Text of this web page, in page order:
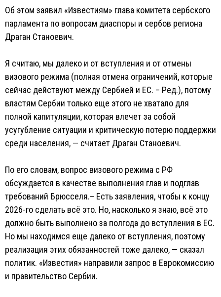
Об этом заявил «Известиям» глава комитета сербского
парламента по вопросам диаспоры и сербов региона
Драган Станоевич.
Я считаю, мы далеко и от вступления и от отмены
визового режима (полная отмена ограничений, которые
сейчас действуют между Сербией и ЕС. – Ред.), потому
властям Сербии только еще этого не хватало для
полной капитуляции, которая влечет за собой
усугубление ситуации и критическую потерю поддержки
среди населения, — считает Драган Станоевич.
По его словам, вопрос визового режима с РФ
обсуждается в качестве выполнения глав и подглав
требований Брюсселя.– Есть заявления, чтобы к концу
2026-го сделать всё это. Но, насколько я знаю, всё это
должно быть выполнено за полгода до вступления в ЕС.
Но мы находимся еще далеко от вступления, поэтому
реализация этих обязанностей тоже далеко, — сказал
политик. «Известия» направили запрос в Еврокомиссию
и правительство Сербии.